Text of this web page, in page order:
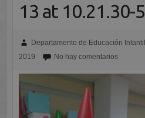
13 at 10.21.30-5
Departamento de Educación
2019
No hay comentarios